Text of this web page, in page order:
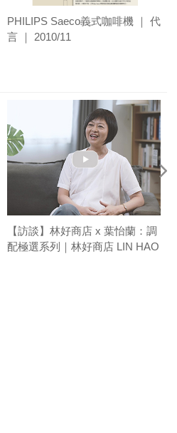
PHILIPS Saeco義式咖啡機 ｜ 代
言 ｜ 2010/11
【訪談】林好商店 x 葉怡蘭：調
配極選系列｜林好商店 LIN HAO